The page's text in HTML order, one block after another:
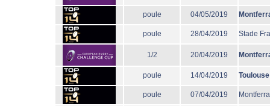
poule 04/05/2019
poule 28/04/2019 Stade
1/2 20/04/2019
poule 14/04/2019 Toulouse
poule 07/04/2019